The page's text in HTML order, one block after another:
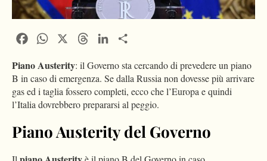
FacebookWhatsApp ThreadsLinkedIn
Piano Austerity: il Governo sta cercando di prevedere un piano
B in caso di emergenza. Se dalla Russia non dovesse più arrivare
gas ed i taglia fossero completi, ecco che l’Europa e quindi
l’Italia dovrebbero prepararsi al peggio.
Piano Austerity del Governo